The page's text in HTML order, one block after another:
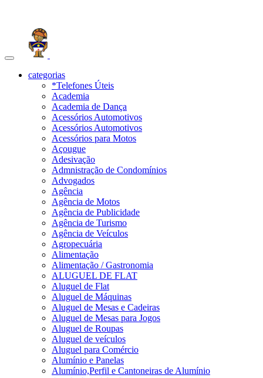
Toggle
navigationcategorias
*Telefones Úteis
Academia
Academia de Dança
Acessórios Automotivos
Acessórios Automotivos
Acessórios para Motos
Açougue
Adesivação
Admnistração de Condomínios
Advogados
Agência
Agência de Motos
Agência de Publicidade
Agência de Turismo
Agência de Veículos
Agropecuária
Alimentação
Alimentação / Gastronomia
ALUGUEL DE FLAT
Aluguel de Flat
Aluguel de Máquinas
Aluguel de Mesas e Cadeiras
Aluguel de Mesas para Jogos
Aluguel de Roupas
Aluguel de veículos
Aluguel para Comércio
Alumínio e Panelas
Alumínio,Perfil e Cantoneiras de Alumínio